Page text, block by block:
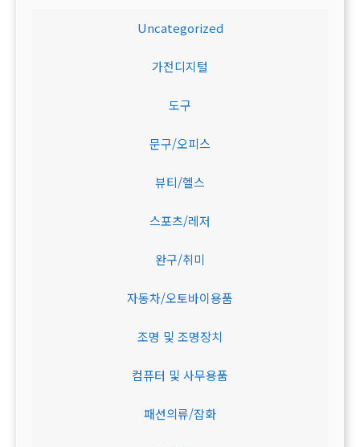
Uncategorized
가전디지털
도구
문구/오피스
뷰티/헬스
스포츠/레저
완구/취미
자동차/오토바이용품
조명 및 조명장치
컴퓨터 및 사무용품
패션의류/잡화